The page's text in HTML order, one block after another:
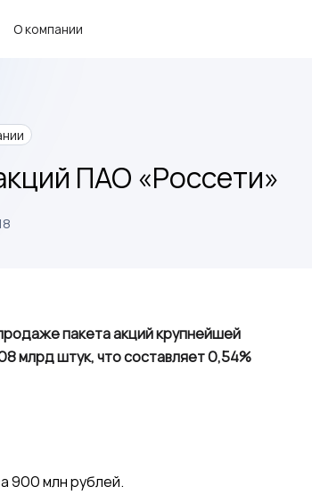
О компании
ПАО «Россети»
пакета акций крупнейшей
млрд штук, что составляет 0,54%
900 млн рублей.